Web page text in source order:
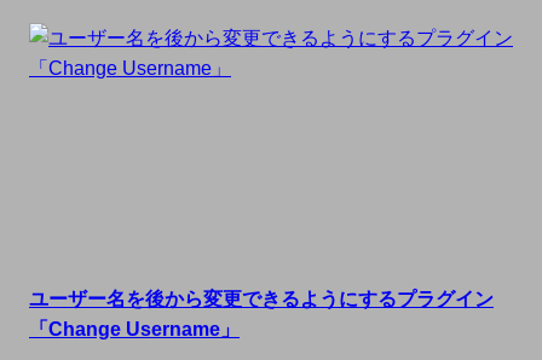
ユーザー名を後から変更できるようにするプラグイン
「Change Username」